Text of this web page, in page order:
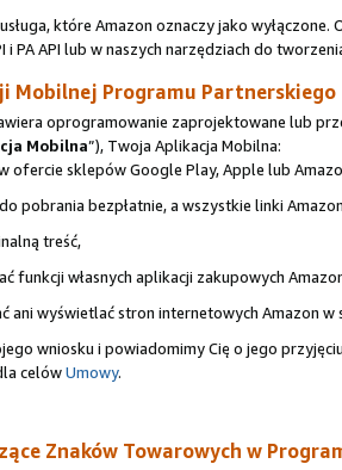
które Amazon oznaczy jako
i PA API lub w naszych narzędziach do
Mobilnej Programu
oprogramowanie zaprojektowane lub
Mobilna”), Twoja Aplikacja Mobilna:
ofercie sklepów Google Play, Apple lub
pobrania bezpłatnie, a wszystkie linki
treść,
funkcji własnych aplikacji zakupowych
ani wyświetlać stron internetowych Amazon w
wniosku i powiadomimy Cię o jego
celówUmowy.
Znaków Towarowych w